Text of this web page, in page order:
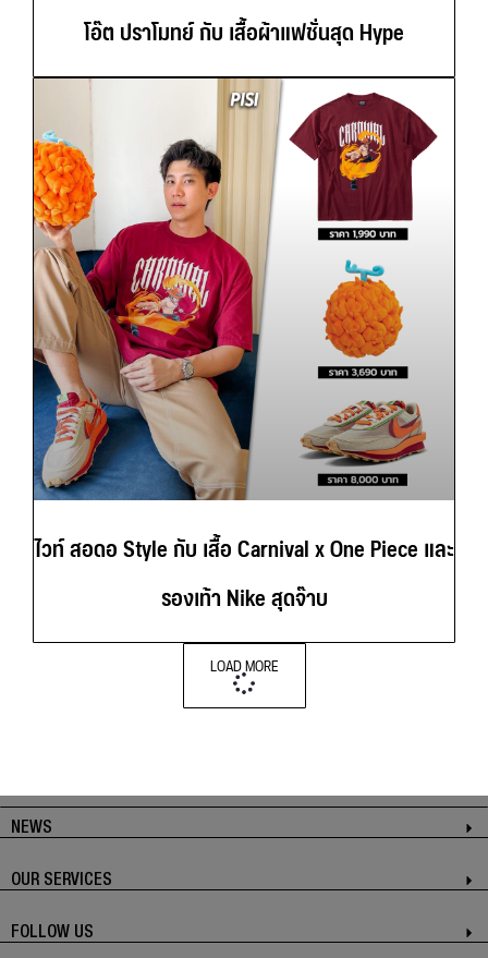
โอ๊ต ปราโมทย์ กับ เสื้อผ้าแฟชั่นสุด Hype
ไวท์ สอดอ Style กับ เสื้อ Carnival x One Piece และ
รองเท้า Nike สุดจ๊าบ
LOAD MORE
NEWS
OUR SERVICES
FOLLOW US